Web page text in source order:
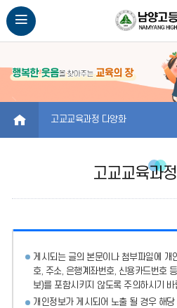
HOME 고교교육과정 다양화
고교교육과
게시되는 글의 본문이나 첨부파일에
개
호, 주소, 은행계좌번호, 신용카드번호
보)를 포함시키지 않도록 주의하시기 바
개인정보가 게시되어 노출 될 경우 해당